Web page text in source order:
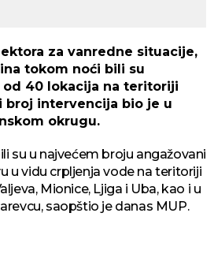
za vanredne situacije,
tokom noći bili su
od 40 lokacija na teritoriji
broj intervencija bio je u
okrugu.
su u najvećem broju angažovani
u vidu crpljenja vode na teritoriji
Mionice, Ljiga i Uba, kao i u
saopštio je danas MUP.